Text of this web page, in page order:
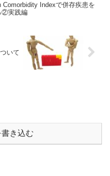
Comorbidity Indexで併存疾患を
②実践編
いて
き込む